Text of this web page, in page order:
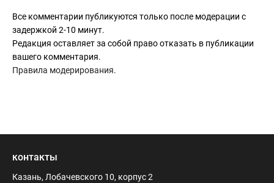
Все комментарии публикуются только после модерации с
задержкой 2-10 минут.
Редакция оставляет за собой право отказать в публикации
вашего комментария.
Правила модерирования.
контакты
Казань, Лобачевского 10, корпус 2